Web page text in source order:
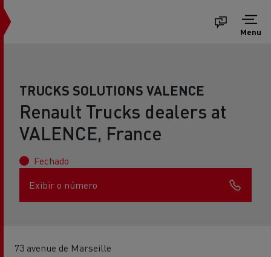
Menu
TRUCKS SOLUTIONS VALENCE
Renault Trucks dealers at
VALENCE, France
Fechado
Exibir o número
73 avenue de Marseille